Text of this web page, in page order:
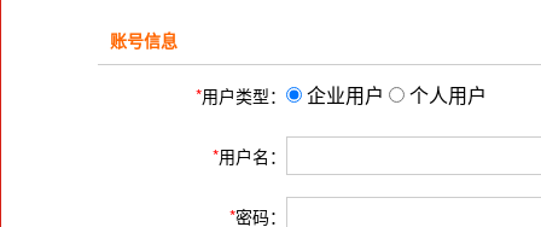
账号信息
*用户类型： 企业用户 个人用户
*用户名：
*密码：